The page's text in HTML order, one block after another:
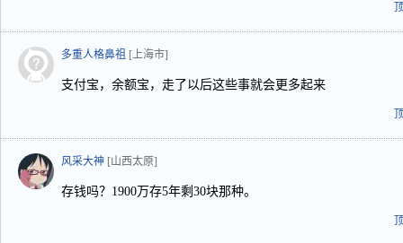
多重人格鼻祖 [上海市]
支付宝，余额宝，走了以后这些事就会更多起来
风采大神 [山西太原]
存钱吗？1900万存5年剩30块那种。